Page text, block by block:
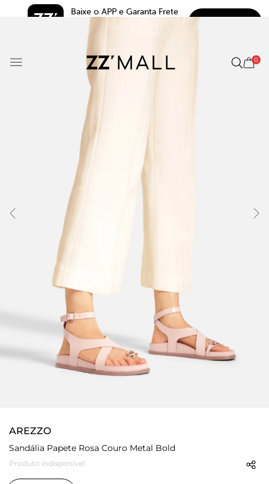
Baixe o APP e Garanta Frete
Grátis*
0
AREZZO
Sandália Papete Rosa Couro Metal Bold
Produto indisponível